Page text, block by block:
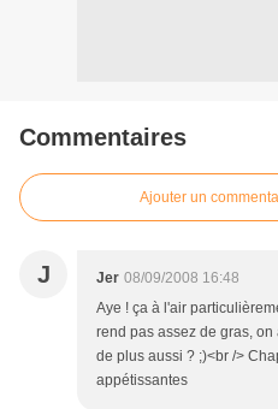
Commentaires
Ajouter un
J Jer 08/09/2008 16:48
Aye ! ça à l'air
rend pas assez de gras,
de plus aussi ? ;)<br />
appétissantes